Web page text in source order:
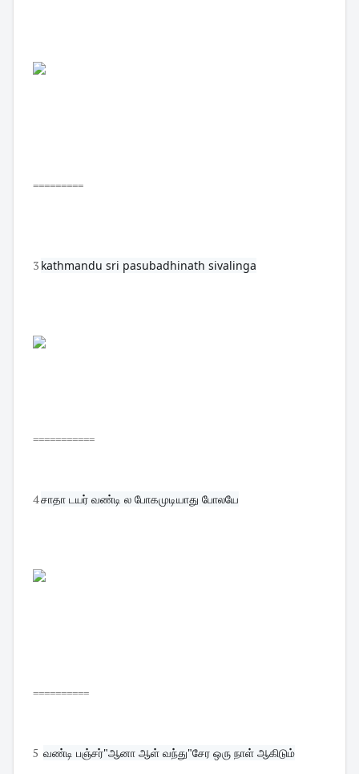
=========
3 kathmandu sri pasubadhinath sivalinga
===========
4சாதா டயர் வண்டி ல போகமுடியாது போலயே
==========
5 வண்டி பஞ்சர்"ஆனா ஆள் வந்து"சேர ஒரு நாள் ஆகிடும்